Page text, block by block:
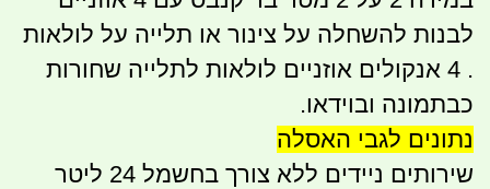
לבנות להשחלה על צינור או תלייה על לולאות
. 4 אנקולים אוזניים לולאות לתלייה שחורות
כבתמונה ובוידאו.
נתונים לגבי האסלה
שירותים ניידים ללא צורך בחשמל 24 ליטר